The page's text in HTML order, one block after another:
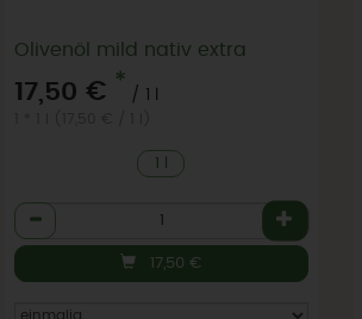
Olivenöl mild nativ extra
17,50 € *
/ 1 l
1 l
Anzahl
17,50 €